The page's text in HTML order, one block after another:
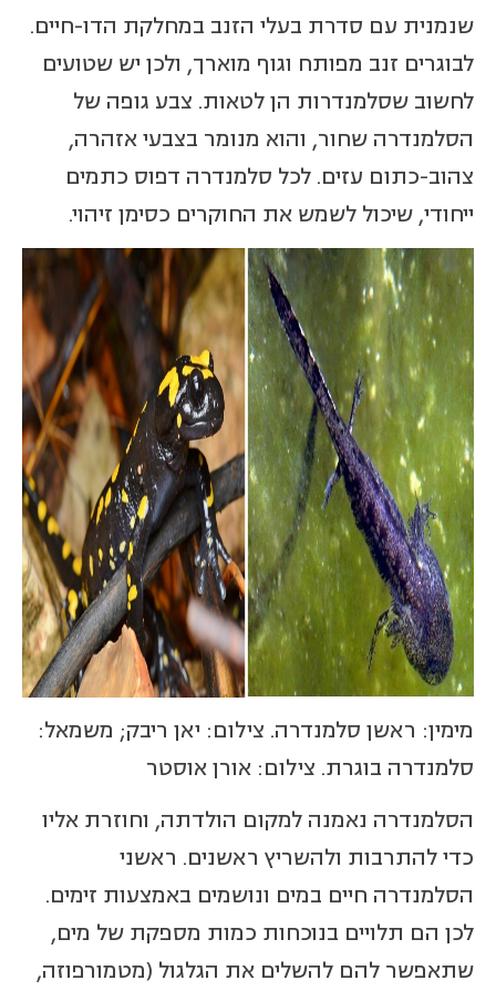
שנמנית עם סדרת בעלי הזנב במחלקת הדו-חיים.
לבוגרים זנב מפותח וגוף מוארך, ולכן יש שטועים
לחשוב שסלמנדרות הן לטאות. צבע גופה של
הסלמנדרה שחור, והוא מנומר בצבעי אזהרה,
צהוב-כתום עזים. לכל סלמנדרה דפוס כתמים
ייחודי, שיכול לשמש את החוקרים כסימן זיהוי.
מימין: ראשן סלמנדרה. צילום: יאן ריבק; משמאל:
סלמנדרה בוגרת. צילום: אורן אוסטר
הסלמנדרה נאמנה למקום הולדתה, וחוזרת אליו
כדי להתרבות ולהשריץ ראשנים. ראשני
הסלמנדרה חיים במים ונושמים באמצעות זימים.
לכן הם תלויים בנוכחות כמות מספקת של מים,
שתאפשר להם להשלים את הגלגול (מטמורפוזה,